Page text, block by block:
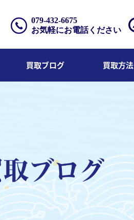
079-432-6675
お気軽にお電話ください
買取ブログ 買取方法